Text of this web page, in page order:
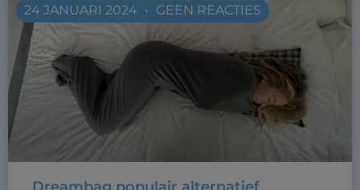
24 JANUARI 2024 GEEN REACTIES